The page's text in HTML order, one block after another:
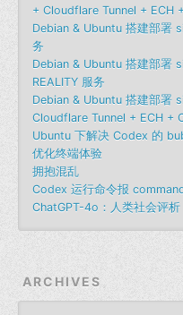
+ Cloudflare Tunnel + ECH
Debian & Ubuntu 搭建部署
务
Debian & Ubuntu 搭建部署
REALITY 服务
Debian & Ubuntu 搭建部署
Cloudflare Tunnel + ECH +
Ubuntu 下解决 Codex 的
优化终端体验
拥抱混乱
Codex 运行命令报
ChatGPT-4o：人类社会评析
ARCHIVES